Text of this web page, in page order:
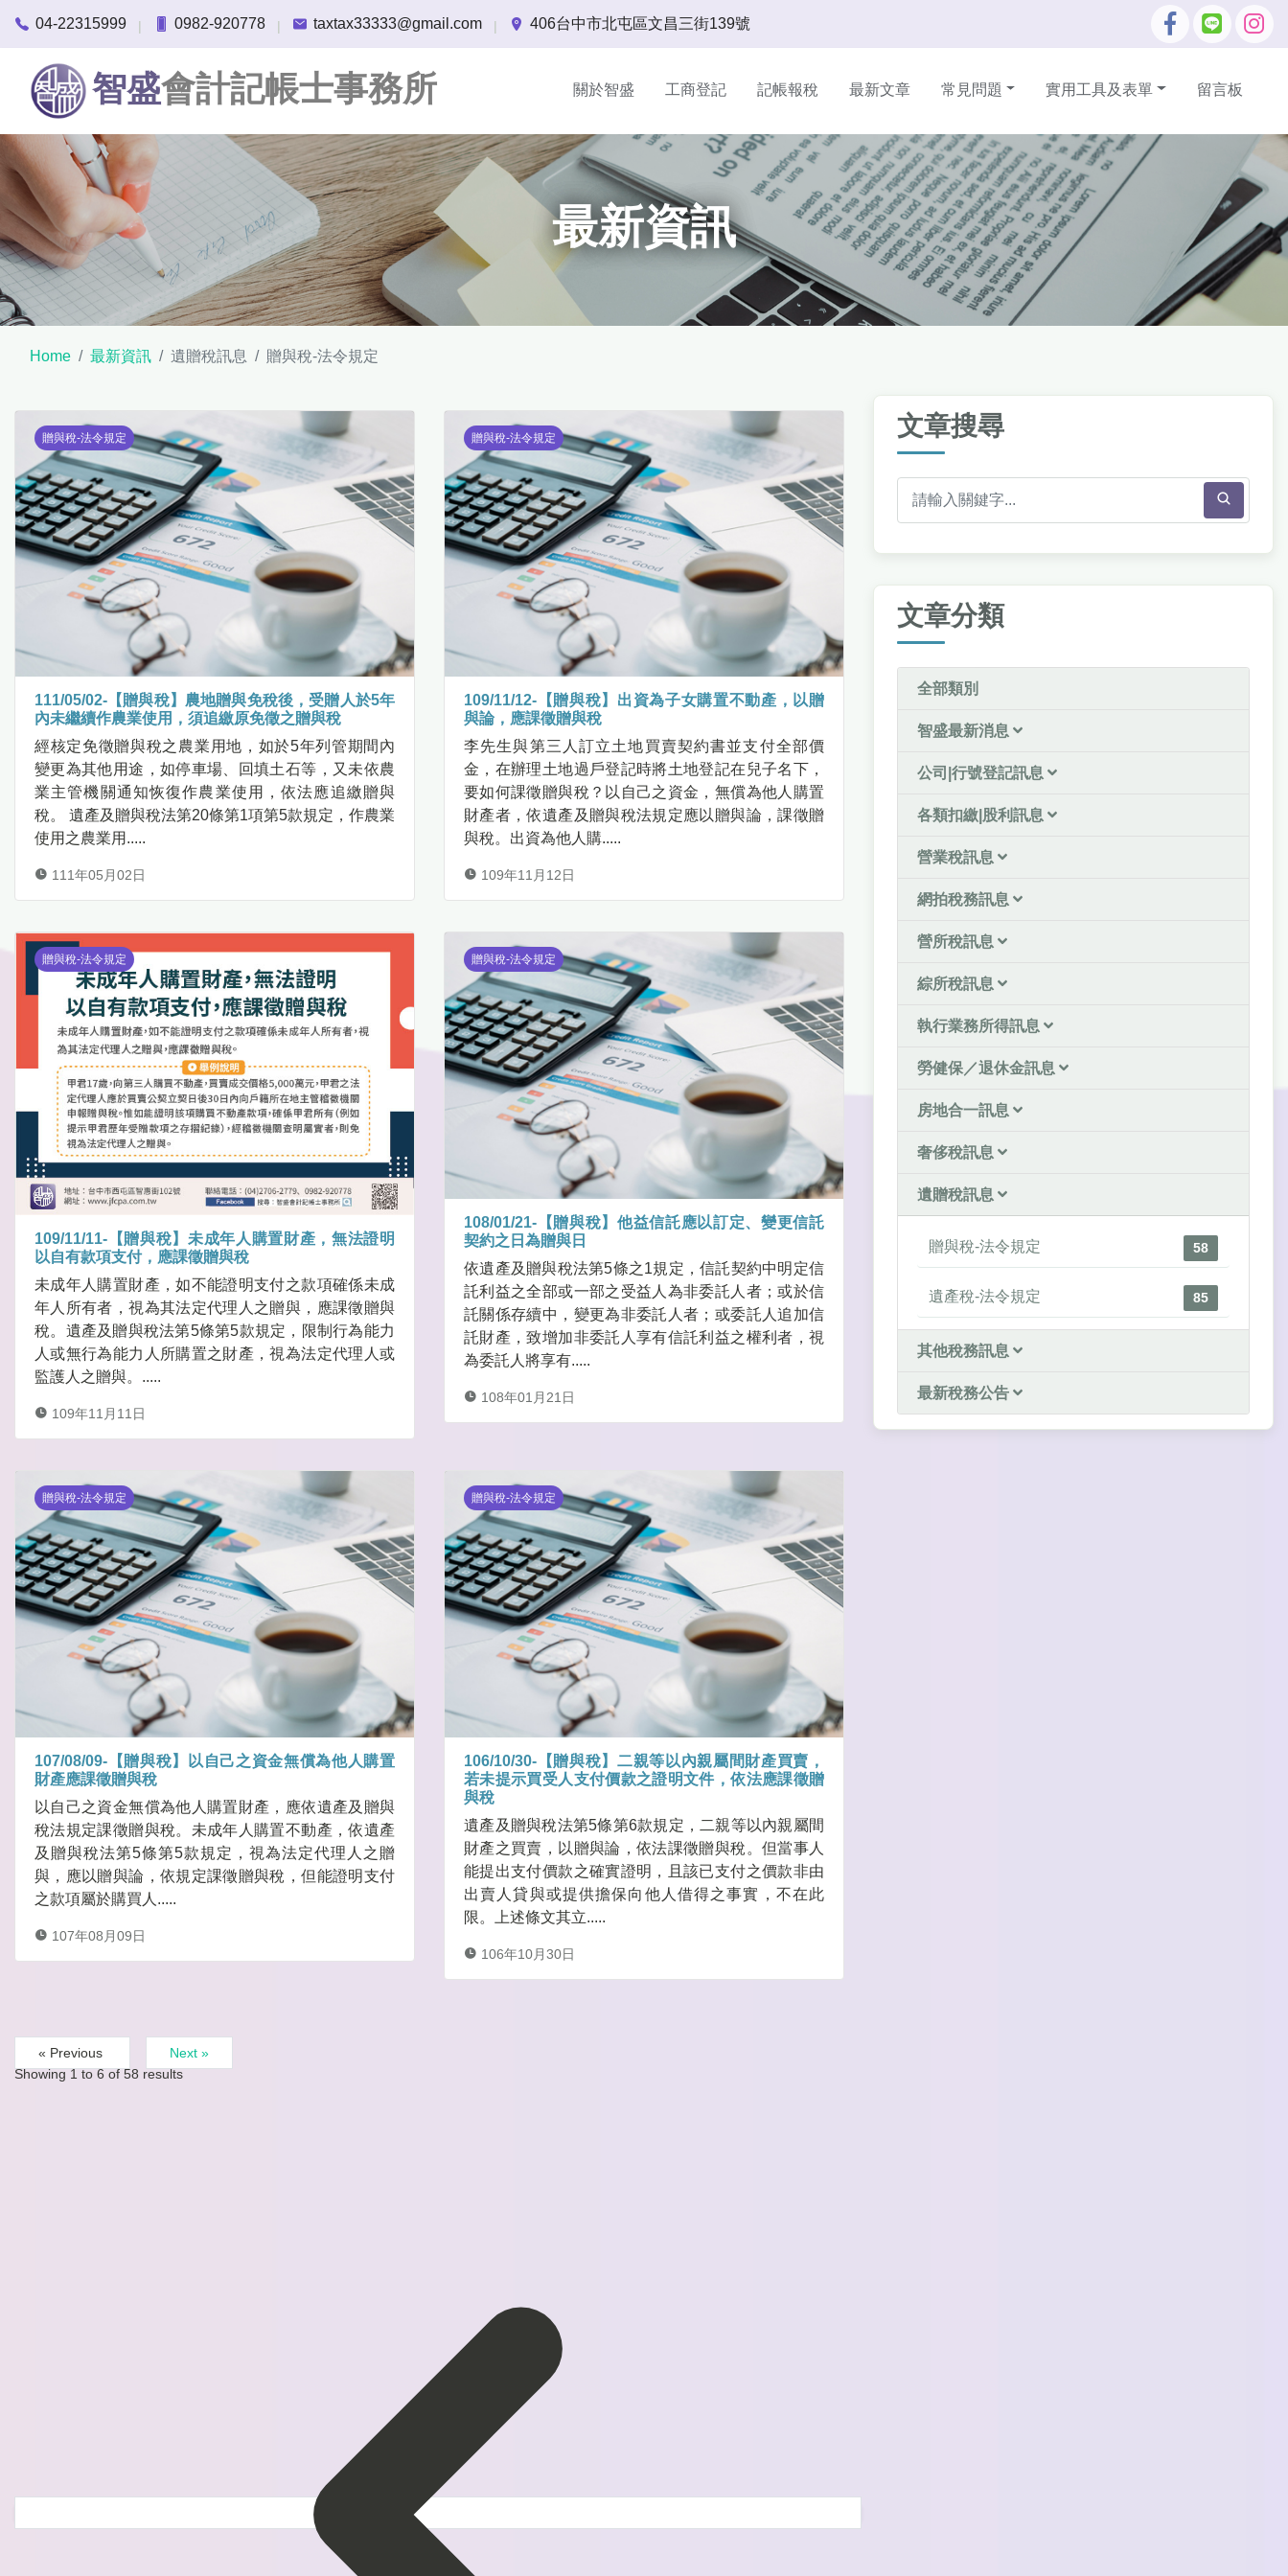
04-22315999 | 0982-920778 | taxtax33333@gmail.com | 406台中市北屯區文昌三街139號
智盛會計記帳士事務所 關於智盛 工商登記 記帳報稅 最新文章 常見問題 實用工具及表單 留言板
最新資訊
Home 最新資訊 遺贈稅訊息 贈與稅-法令規定
贈與稅-法令規定
111/05/02-【贈與稅】農地贈與免稅後，受贈人於5年
內未繼續作農業使用，須追繳原免徵之贈與稅
經核定免徵贈與稅之農業用地，如於5年列管期間內
變更為其他用途，如停車場、回填土石等，又未依農
業主管機關通知恢復作農業使用，依法應追繳贈與
稅。 遺產及贈與稅法第20條第1項第5款規定，作農業
使用之農業用.....
111年05月02日
贈與稅-法令規定
109/11/12-【贈與稅】出資為子女購置不動產，以贈
與論，應課徵贈與稅
李先生與第三人訂立土地買賣契約書並支付全部價
金，在辦理土地過戶登記時將土地登記在兒子名下，
要如何課徵贈與稅？以自己之資金，無償為他人購置
財產者，依遺產及贈與稅法規定應以贈與論，課徵贈
與稅。出資為他人購.....
109年11月12日
贈與稅-法令規定
109/11/11-【贈與稅】未成年人購置財產，無法證明
以自有款項支付，應課徵贈與稅
未成年人購置財產，如不能證明支付之款項確係未成
年人所有者，視為其法定代理人之贈與，應課徵贈與
稅。遺產及贈與稅法第5條第5款規定，限制行為能力
人或無行為能力人所購置之財產，視為法定代理人或
監護人之贈與。.....
109年11月11日
贈與稅-法令規定
108/01/21-【贈與稅】他益信託應以訂定、變更信託
契約之日為贈與日
依遺產及贈與稅法第5條之1規定，信託契約中明定信
託利益之全部或一部之受益人為非委託人者；或於信
託關係存續中，變更為非委託人者；或委託人追加信
託財產，致增加非委託人享有信託利益之權利者，視
為委託人將享有.....
108年01月21日
贈與稅-法令規定
107/08/09-【贈與稅】以自己之資金無償為他人購置
財產應課徵贈與稅
以自己之資金無償為他人購置財產，應依遺產及贈與
稅法規定課徵贈與稅。未成年人購置不動產，依遺產
及贈與稅法第5條第5款規定，視為法定代理人之贈
與，應以贈與論，依規定課徵贈與稅，但能證明支付
之款項屬於購買人.....
107年08月09日
贈與稅-法令規定
106/10/30-【贈與稅】二親等以內親屬間財產買賣，
若未提示買受人支付價款之證明文件，依法應課徵贈
與稅
遺產及贈與稅法第5條第6款規定，二親等以內親屬間
財產之買賣，以贈與論，依法課徵贈與稅。但當事人
能提出支付價款之確實證明，且該已支付之價款非由
出賣人貸與或提供擔保向他人借得之事實，不在此
限。上述條文其立.....
106年10月30日
« Previous
Next »
Showing1to6of58 results
文章搜尋
文章分類
全部類別
智盛最新消息
公司|行號登記訊息
各類扣繳|股利訊息
營業稅訊息
網拍稅務訊息
營所稅訊息
綜所稅訊息
執行業務所得訊息
勞健保／退休金訊息
房地合一訊息
奢侈稅訊息
遺贈稅訊息
贈與稅-法令規定 58
遺產稅-法令規定 85
其他稅務訊息
最新稅務公告